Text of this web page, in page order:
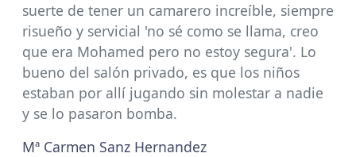
suerte de tener un camarero increíble, siempre
risueño y servicial 'no sé como se llama, creo
que era Mohamed pero no estoy segura'. Lo
bueno del salón privado, es que los niños
estaban por allí jugando sin molestar a nadie
y se lo pasaron bomba.
Mª Carmen Sanz Hernandez